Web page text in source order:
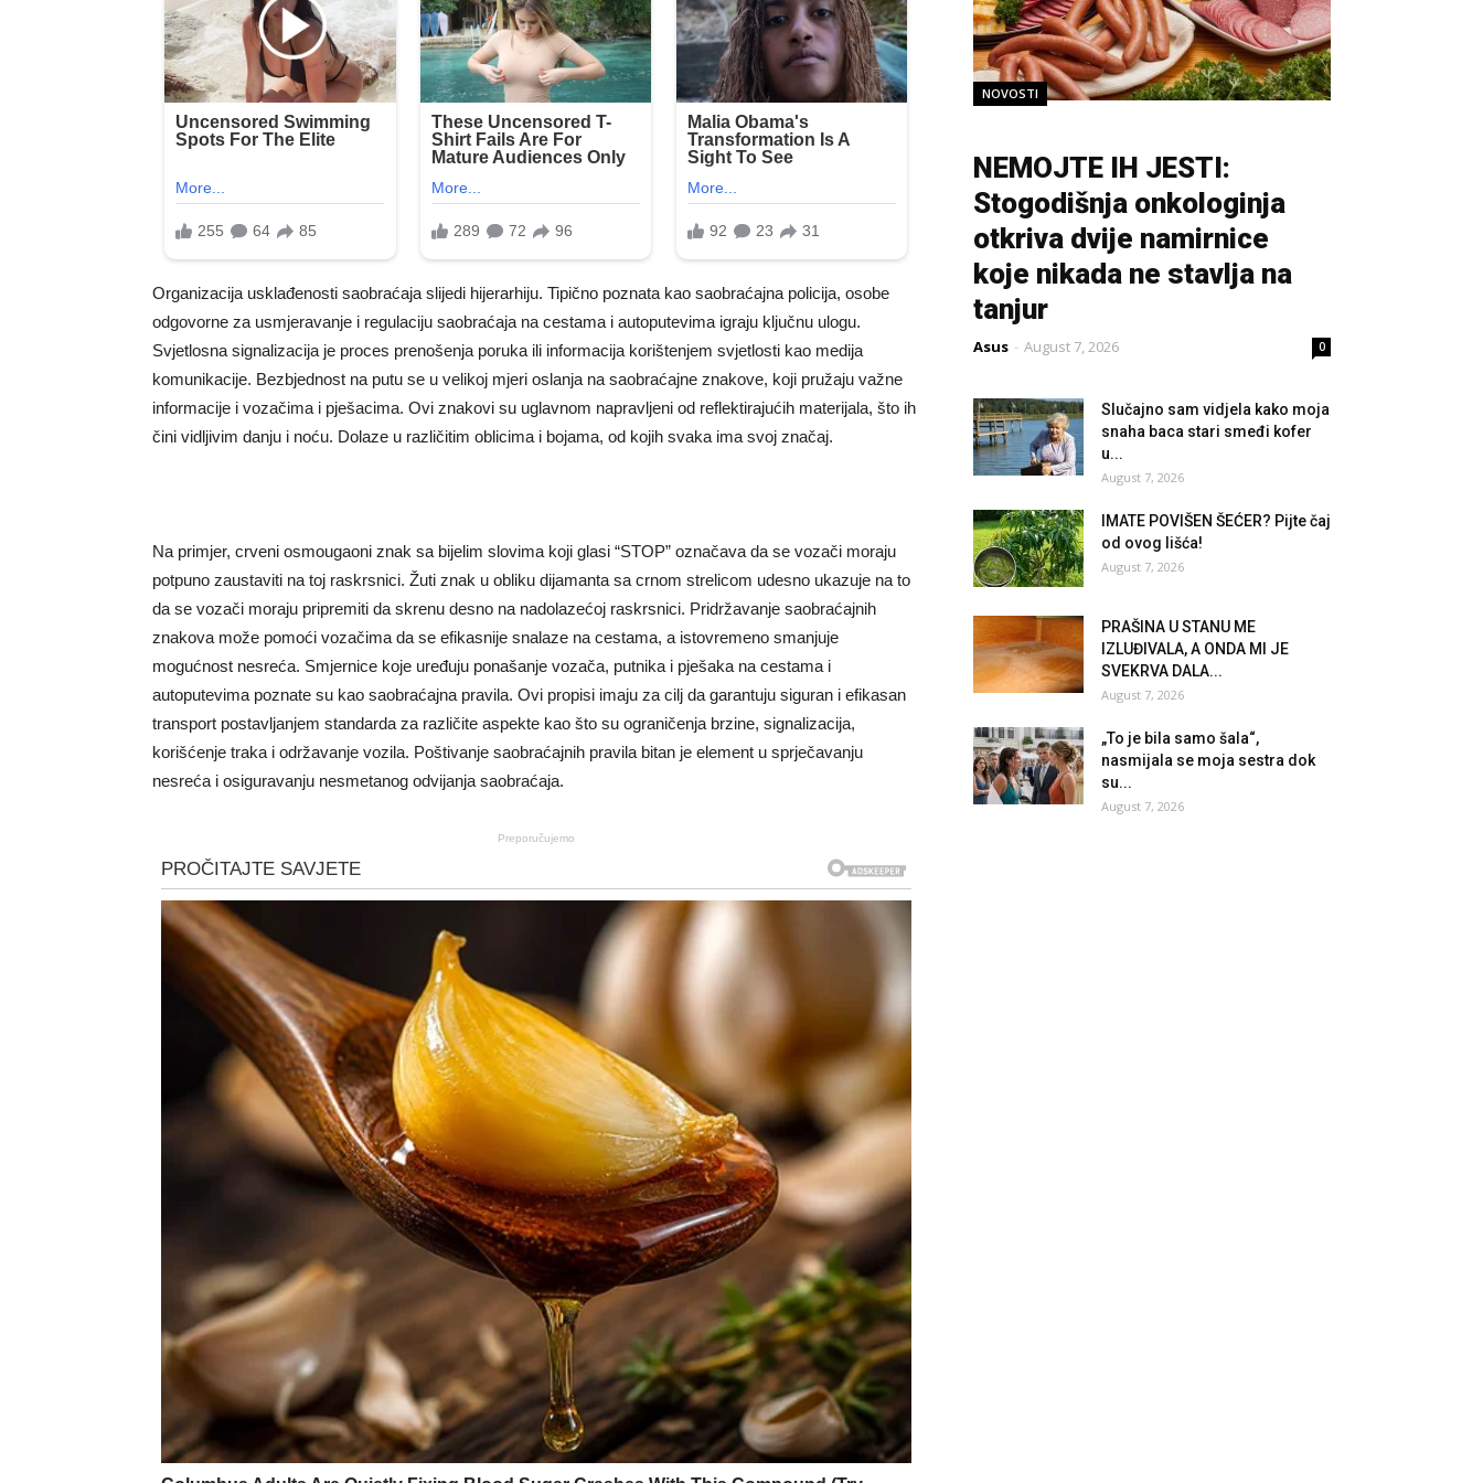
Organizacija usklađenosti saobraćaja slijedi hijerarhiju. Tipično poznata kao saobraćajna policija, osobe
odgovorne za usmjeravanje i regulaciju saobraćaja na cestama i autoputevima igraju ključnu ulogu.
Svjetlosna signalizacija je proces prenošenja poruka ili informacija korištenjem svjetlosti kao medija
komunikacije. Bezbjednost na putu se u velikoj mjeri oslanja na saobraćajne znakove, koji pružaju važne
informacije i vozačima i pješacima. Ovi znakovi su uglavnom napravljeni od reflektirajućih materijala, što ih
čini vidljivim danju i noću. Dolaze u različitim oblicima i bojama, od kojih svaka ima svoj značaj.
Na primjer, crveni osmougaoni znak sa bijelim slovima koji glasi “STOP” označava da se vozači moraju
potpuno zaustaviti na toj raskrsnici. Žuti znak u obliku dijamanta sa crnom strelicom udesno ukazuje na to
da se vozači moraju pripremiti da skrenu desno na nadolazećoj raskrsnici. Pridržavanje saobraćajnih
znakova može pomoći vozačima da se efikasnije snalaze na cestama, a istovremeno smanjuje
mogućnost nesreća. Smjernice koje uređuju ponašanje vozača, putnika i pješaka na cestama i
autoputevima poznate su kao saobraćajna pravila. Ovi propisi imaju za cilj da garantuju siguran i efikasan
transport postavljanjem standarda za različite aspekte kao što su ograničenja brzine, signalizacija,
korišćenje traka i održavanje vozila. Poštivanje saobraćajnih pravila bitan je element u sprječavanju
nesreća i osiguravanju nesmetanog odvijanja saobraćaja.
Preporučujemo
NOVOSTI
NEMOJTE IH JESTI:
Stogodišnja onkologinja
otkriva dvije namirnice
koje nikada ne stavlja na
tanjur
Asus - August 7, 2026 0
Slučajno sam vidjela kako moja
snaha baca stari smeđi kofer
u...
August 7, 2026
IMATE POVIŠEN ŠEĆER? Pijte čaj
od ovog lišća!
August 7, 2026
PRAŠINA U STANU ME
IZLUĐIVALA, A ONDA MI JE
SVEKRVA DALA...
August 7, 2026
„To je bila samo šala“,
nasmijala se moja sestra dok
su...
August 7, 2026